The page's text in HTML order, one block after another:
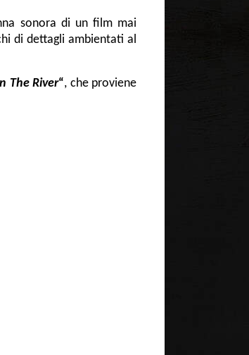
sonora di un film mai
di dettagli ambientati al
The River“, che proviene